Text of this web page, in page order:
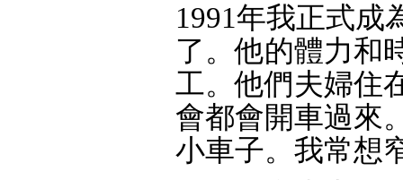
1991年我正式成
了。他的體力和
工。他們夫婦住
會都會開車過來
小車子。我常想